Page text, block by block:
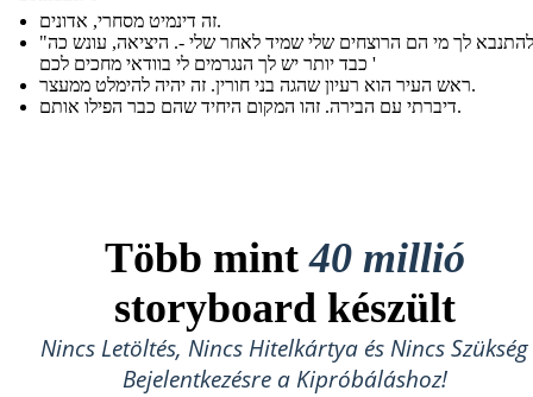
זה דינמיט מסחרי, אדונים.
"אני להתנבא לך מי הם הרוצחים שלי שמיד לאחר שלי -. היציאה, עונש כה
כבד יותר יש לך הנגרמים לי בוודאי מחכים לכם '
ראש העיר הוא רעיון שהגה בני חורין. זה יהיה להימלט ממעצר.
דיברתי עם הבירה. זהו המקום היחיד שהם כבר הפילו אותם.
Több mint40 millió
storyboard készült
Nincs Letöltés, Nincs Hitelkártya és Nincs Szükség
Bejelentkezésre a Kipróbáláshoz!